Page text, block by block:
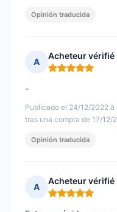
Opinión traducida
A
Acheteur vérifié
Nota: 5 de 5
Publicado el 24/12/2022
tras una compra de 17/12/
-
Opinión traducida
A
Acheteur vérifié
Nota: 5 de 5